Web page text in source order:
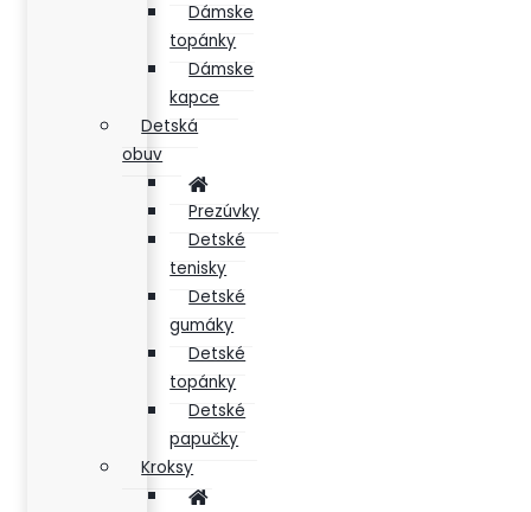
Dámske
topánky
Dámske
kapce
Detská
obuv
Prezúvky
Detské
tenisky
Detské
gumáky
Detské
topánky
Detské
papučky
Kroksy